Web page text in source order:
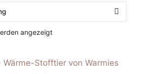
angezeigt